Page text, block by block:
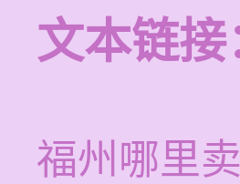
文本链接
福州哪里